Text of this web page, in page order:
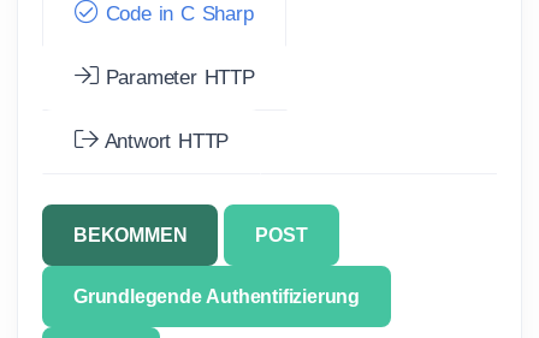
Code in C Sharp
Parameter HTTP
Antwort HTTP
BEKOMMEN POST
Grundlegende Authentifizierung